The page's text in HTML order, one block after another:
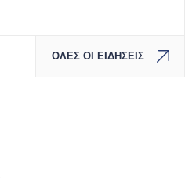
ΟΛΕΣ ΟΙ ΕΙΔΗΣΕΙΣ